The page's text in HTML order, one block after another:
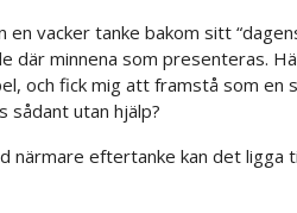
en vacker tanke bakom sitt
där minnena som presenteras.
och fick mig att framstå som en
sådant utan hjälp?
närmare eftertanke kan det ligga